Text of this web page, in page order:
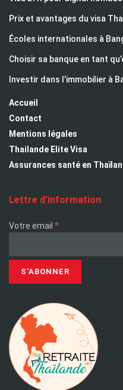
Prix et avantages du visa
Écoles internationales à
Choisir sa banque en tant
Investir dans l’immobilier à
Accueil
Contact
Mentions légales
Thailande Elite Visa
Assurances santé en
Lettre d’information
Votre email *